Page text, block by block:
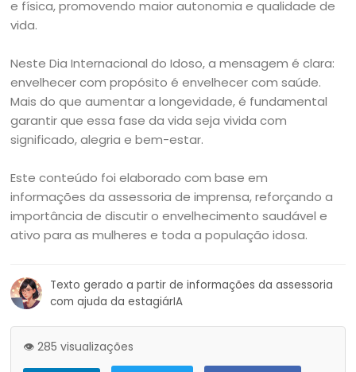
e física, promovendo maior autonomia e qualidade de
vida.
Neste Dia Internacional do Idoso, a mensagem é clara:
envelhecer com propósito é envelhecer com saúde.
Mais do que aumentar a longevidade, é fundamental
garantir que essa fase da vida seja vivida com
significado, alegria e bem-estar.
Este conteúdo foi elaborado com base em
informações da assessoria de imprensa, reforçando a
importância de discutir o envelhecimento saudável e
ativo para as mulheres e toda a população idosa.
Texto gerado a partir de informações da assessoria
com ajuda da estagiárIA
👁️ 285 visualizações